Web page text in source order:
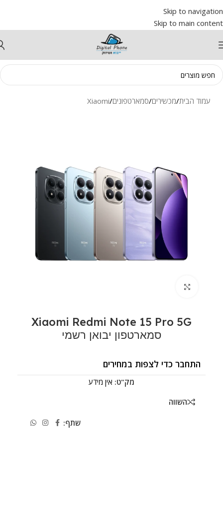
Skip to navigation
Skip to main content
עמוד הבית/מכשירים/סמארטפונים/
Xiaomi
Xiaomi Redmi Note 15 Pro 5G
סמארטפון יבואן רשמי
התחבר כדי לצפות במחירים
מק"ט: אין מידע
השווה
שתף: